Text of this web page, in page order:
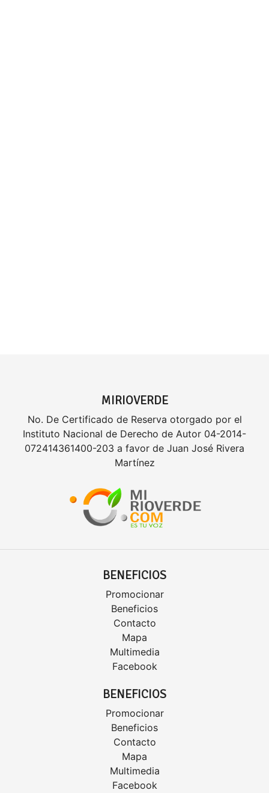
MIRIOVERDE
No. De Certificado de Reserva otorgado por el
Instituto Nacional de Derecho de Autor 04-2014-
072414361400-203 a favor de Juan José Rivera
Martínez
BENEFICIOS
Promocionar
Beneficios
Contacto
Mapa
Multimedia
Facebook
BENEFICIOS
Promocionar
Beneficios
Contacto
Mapa
Multimedia
Facebook